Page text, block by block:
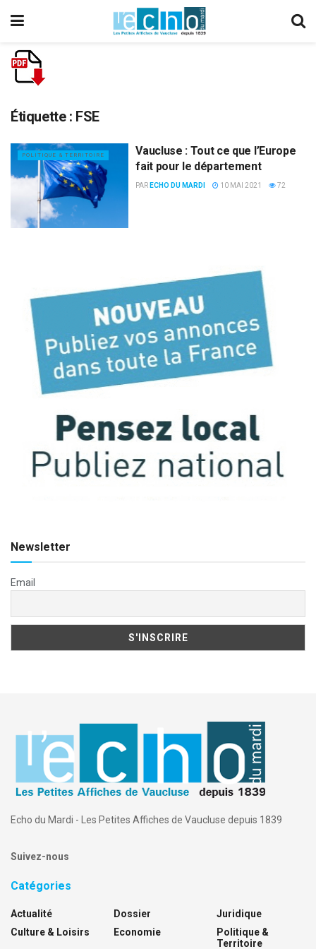
Étiquette : FSE
POLITIQUE & TERRITOIRE
Vaucluse : Tout ce que l’Europe
fait pour le département
PAR ECHO DU MARDI 10 MAI 2021 72
Newsletter
Email
Echo du Mardi - Les Petites Affiches de Vaucluse depuis 1839
Suivez-nous
Catégories
Actualité
Culture & Loisirs
Dossier
Economie
Juridique
Politique &
Territoire